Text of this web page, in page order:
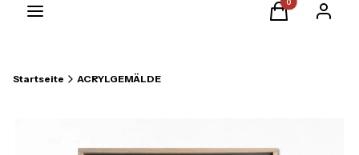
Menü Produkte im
Warenkorb
Startseite ACRYLGEMÄLDE